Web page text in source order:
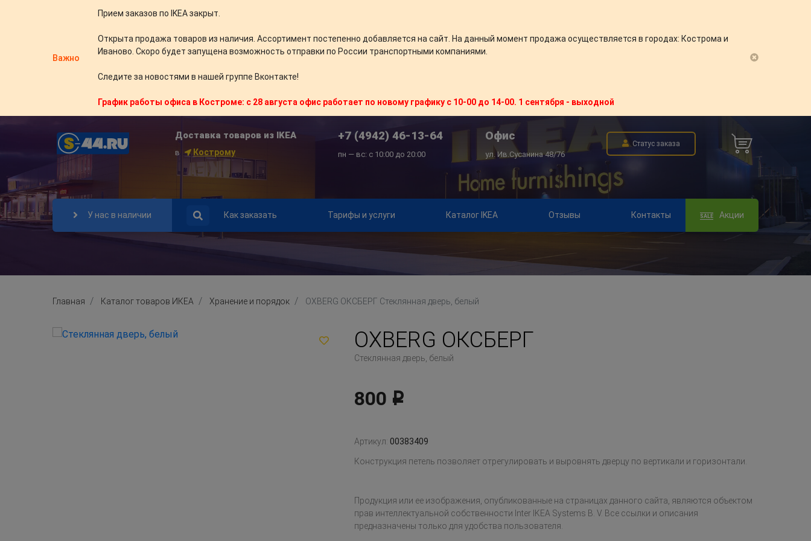
Важно
Прием заказов по IKEA закрыт.
Открыта продажа товаров из наличия. Ассортимент постепенно добавляется на сайт. На данный момент продажа осуществляется в городах: Кострома и
Иваново. Скоро будет запущена возможность отправки по России транспортными компаниями.
Следите за новостями в нашей группе Вконтакте!
График работы офиса в Костроме: с 28 августа офис работает по новому графику с 10-00 до 14-00. 1 сентября - выходной
Доставка товаров из IKEA
в Кострому
+7 (4942) 46-13-64
пн — вс: с 10:00 до 20:00
Офис
ул. Ив.Сусанина 48/76
Статус заказа
У нас в наличии Как заказать Тарифы и услуги Каталог IKEA Отзывы Контакты Акции
Главная Каталог товаров ИКЕА Хранение и порядок OXBERG ОКСБЕРГ Стеклянная дверь, белый
OXBERG ОКСБЕРГ
Стеклянная дверь, белый
800 Р
Артикул: 00383409
Конструкция петель позволяет отрегулировать и выровнять дверцу по вертикали и горизонтали.
Продукция или ее изображения, опубликованные на страницах данного сайта, являются объектом
прав интеллектуальной собственности Inter IKEA Systems B. V. Все ссылки и описания
предназначены только для удобства пользователя.